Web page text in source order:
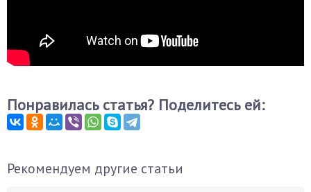
Понравилась статья? Поделитесь ей:
Рекомендуем другие статьи